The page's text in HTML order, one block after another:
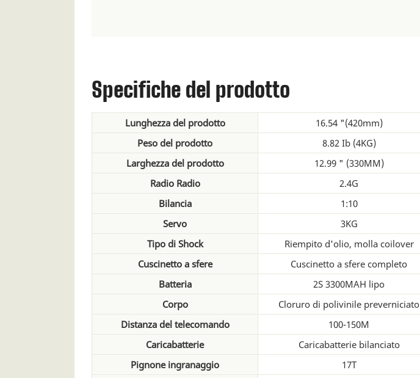
Specifiche del prodotto
Lunghezza del prodotto 16.54 "(420mm)
Peso del prodotto
8.82 Ib (4KG)
Larghezza del prodotto
12.99 " (330MM)
Radio Radio
2.4G
Bilancia
1:10
Servo
3KG
Tipo di Shock
Riempito d'olio, molla coilover
Cuscinetto a sfere
Cuscinetto a sfere completo
Batteria
2S 3300MAH lipo
Corpo
Cloruro di polivinile preverniciato
Distanza del telecomando
100-150M
Caricabatterie
Caricabatterie bilanciato
Pignone ingranaggio
17T